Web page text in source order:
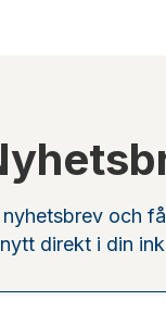
och
nytt direkt i din